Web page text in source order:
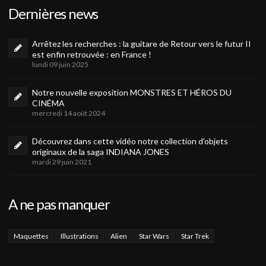
Dernières news
Arrêtez les recherches : la guitare de Retour vers le futur II
est enfin retrouvée : en France !
lundi 09 juin 2025
Notre nouvelle exposition MONSTRES ET HÉROS DU
CINÉMA
mercredi 14 août 2024
Découvrez dans cette vidéo notre collection d'objets
originaux de la saga INDIANA JONES
mardi 29 juin 2021
A ne pas manquer
Maquettes Illustrations Alien Star Wars Star Trek